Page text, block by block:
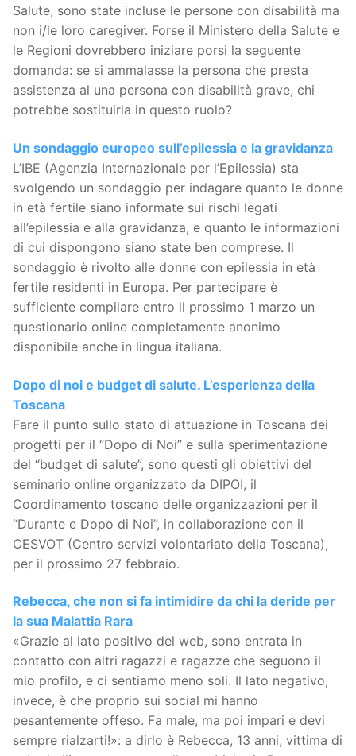
Salute, sono state incluse le persone con disabilità ma
non i/le loro caregiver. Forse il Ministero della Salute e
le Regioni dovrebbero iniziare porsi la seguente
domanda: se si ammalasse la persona che presta
assistenza al una persona con disabilità grave, chi
potrebbe sostituirla in questo ruolo?
Un sondaggio europeo sull’epilessia e la gravidanza
L’IBE (Agenzia Internazionale per l’Epilessia) sta
svolgendo un sondaggio per indagare quanto le donne
in età fertile siano informate sui rischi legati
all’epilessia e alla gravidanza, e quanto le informazioni
di cui dispongono siano state ben comprese. Il
sondaggio è rivolto alle donne con epilessia in età
fertile residenti in Europa. Per partecipare è
sufficiente compilare entro il prossimo 1 marzo un
questionario online completamente anonimo
disponibile anche in lingua italiana.
Dopo di noi e budget di salute. L’esperienza della
Toscana
Fare il punto sullo stato di attuazione in Toscana dei
progetti per il “Dopo di Noi” e sulla sperimentazione
del “budget di salute”, sono questi gli obiettivi del
seminario online organizzato da DIPOI, il
Coordinamento toscano delle organizzazioni per il
“Durante e Dopo di Noi”, in collaborazione con il
CESVOT (Centro servizi volontariato della Toscana),
per il prossimo 27 febbraio.
Rebecca, che non si fa intimidire da chi la deride per
la sua Malattia Rara
«Grazie al lato positivo del web, sono entrata in
contatto con altri ragazzi e ragazze che seguono il
mio profilo, e ci sentiamo meno soli. Il lato negativo,
invece, è che proprio sui social mi hanno
pesantemente offeso. Fa male, ma poi impari e devi
sempre rialzarti!»: a dirlo è Rebecca, 13 anni, vittima di